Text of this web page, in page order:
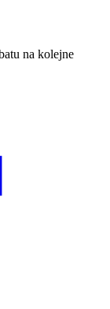
na kolejne